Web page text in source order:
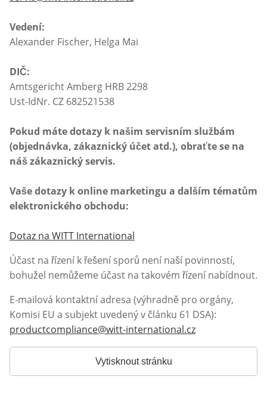
Vedení:
Alexander Fischer, Helga Mai
DIČ:
Amtsgericht Amberg HRB 2298
Ust-IdNr. CZ 682521538
Pokud máte dotazy k našim servisním službám
(objednávka, zákaznický účet atd.), obraťte se na
náš zákaznický servis.
Vaše dotazy k online marketingu a dalším tématům
elektronického obchodu:
Dotaz na WITT International
Účast na řízení k řešení sporů není naší povinností,
bohužel nemůžeme účast na takovém řízení nabídnout.
E-mailová kontaktní adresa (výhradně pro orgány,
Komisi EU a subjekt uvedený v článku 61 DSA):
productcompliance@witt-international.cz
Vytisknout stránku